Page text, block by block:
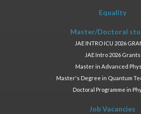
Equality
Master/Doctoral
JAE INTRO ICU 2026
JAE Intro 2026 Grants
Master in Advanced
Master's Degree in Quantum
Doctoral Programme in
Job Vacancies